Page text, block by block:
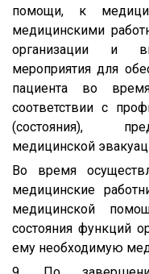
помощи, к
медицинскими
организации и
мероприятия для
пациента во
соответствии с
(состояния),
медицинской
Во время
медицинские
медицинской
состояния функций
ему необходимую